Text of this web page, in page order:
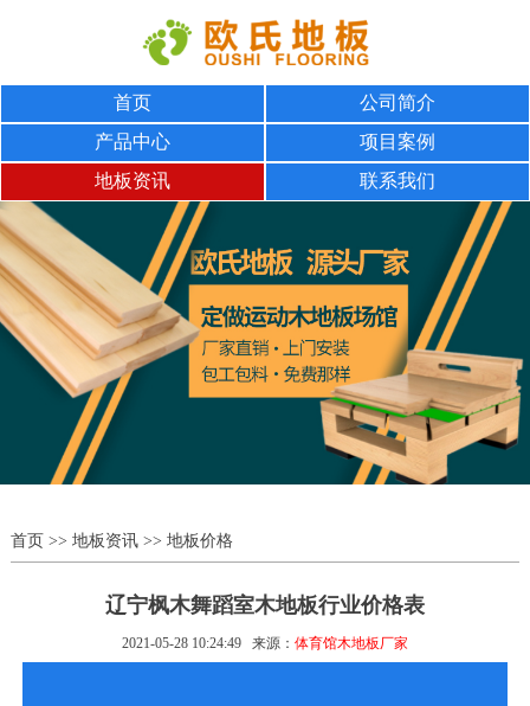
首页
公司简介
产品中心
项目案例
地板资讯
联系我们
首页>> 地板资讯>> 地板价格
辽宁枫木舞蹈室木地板行业价格表
2021-05-28 10:24:49 来源： 体育馆木地板厂家